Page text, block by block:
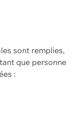
sont remplies,
que personne
: